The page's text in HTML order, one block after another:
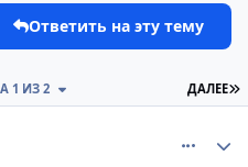
Ответить на эту тему
ДАЛЕЕ
1 ИЗ 2